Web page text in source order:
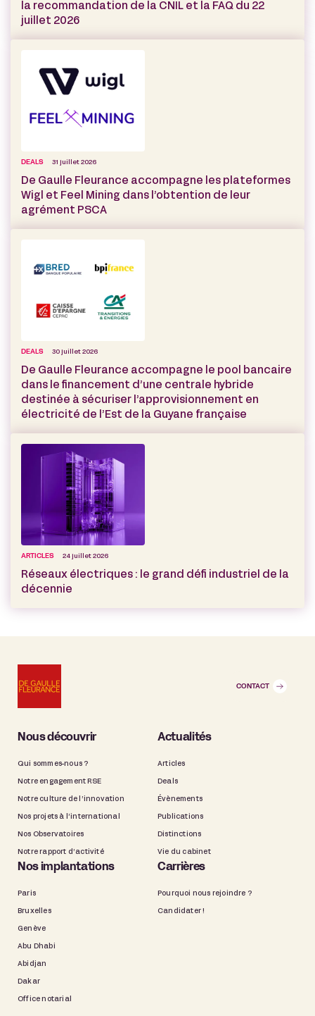
la recommandation de la CNIL et la FAQ du 22
juillet 2026
DEALS 31 juillet 2026
De Gaulle Fleurance accompagne les plateformes
Wigl et Feel Mining dans l’obtention de leur
agrément PSCA
DEALS 30 juillet 2026
De Gaulle Fleurance accompagne le pool bancaire
dans le financement d’une centrale hybride
destinée à sécuriser l’approvisionnement en
électricité de l’Est de la Guyane française
ARTICLES 24 juillet 2026
Réseaux électriques : le grand défi industriel de la
décennie
CONTACT
Nous découvrir
Qui sommes-nous ?
Notre engagement RSE
Notre culture de l’innovation
Nos projets à l’international
Nos Observatoires
Notre rapport d’activité
Actualités
Articles
Deals
Évènements
Publications
Distinctions
Vie du cabinet
Nos implantations
Paris
Bruxelles
Genève
Abu Dhabi
Abidjan
Dakar
Office notarial
Carrières
Pourquoi nous rejoindre ?
Candidater !